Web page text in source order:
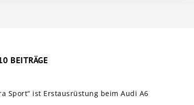
BEITRÄGE
Sport“ ist Erstausrüstung beim Audi A6